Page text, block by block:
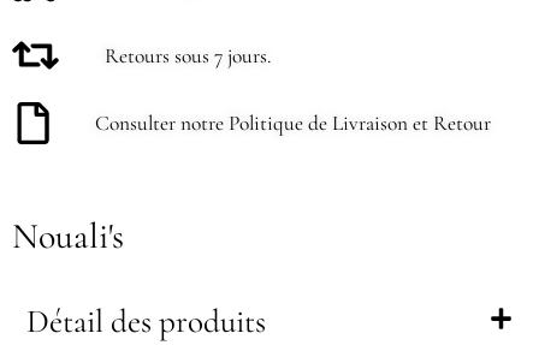
Retours sous 7 jours.
Consulter notre Politique de Livraison et Retour
Nouali's
Détail des produits